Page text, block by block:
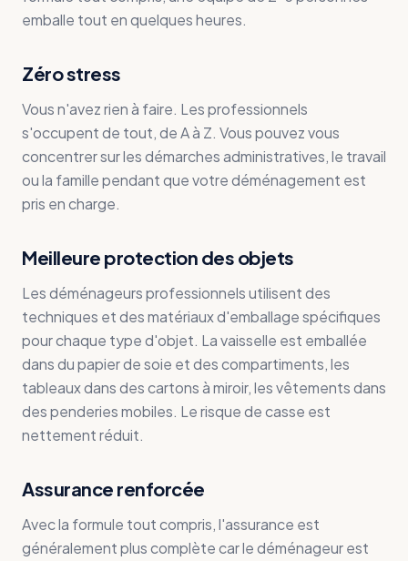
emballe tout en quelques heures.
Zéro stress
Vous n'avez rien à faire. Les professionnels
s'occupent de tout, de A à Z. Vous pouvez vous
concentrer sur les démarches administratives, le travail
ou la famille pendant que votre déménagement est
pris en charge.
Meilleure protection des objets
Les déménageurs professionnels utilisent des
techniques et des matériaux d'emballage spécifiques
pour chaque type d'objet. La vaisselle est emballée
dans du papier de soie et des compartiments, les
tableaux dans des cartons à miroir, les vêtements dans
des penderies mobiles. Le risque de casse est
nettement réduit.
Assurance renforcée
Avec la formule tout compris, l'assurance est
généralement plus complète car le déménageur est